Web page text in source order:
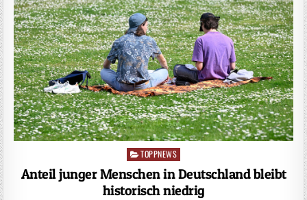
Posted
TOPPNEWS
Anteil junger Menschen in Deutschland bleibt
historisch niedrig